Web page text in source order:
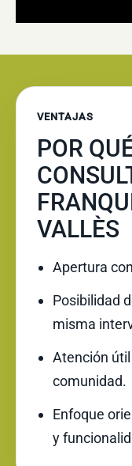
VENTAJAS
POR
VALLÈS
Apertura
Posibilidad
misma
Atención
comunidad.
Enfoque
y